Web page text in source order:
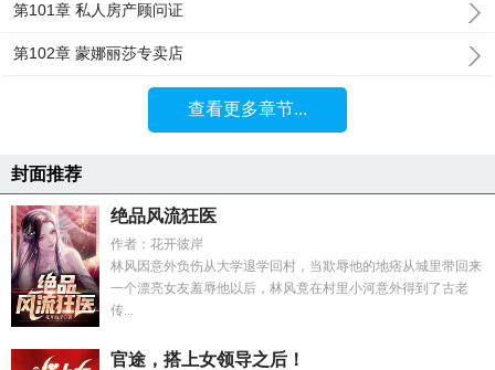
第101章 私人房产顾问证
第102章 蒙娜丽莎专卖店
查看更多章节...
封面推荐
绝品风流狂医
作者：花开彼岸
林风因意外负伤从大学退学回村，当欺辱他的地痞从城里带回来
一个漂亮女友羞辱他以后，林风竟在村里小河意外得到了古老
传...
官途，搭上女领导之后！